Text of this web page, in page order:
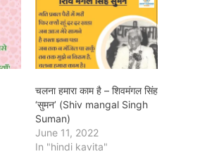
चलना हमारा काम है – शिवमंगल सिंह
‘सुमन’ (Shiv mangal Singh
Suman)
June 11, 2022
In "hindi kavita"